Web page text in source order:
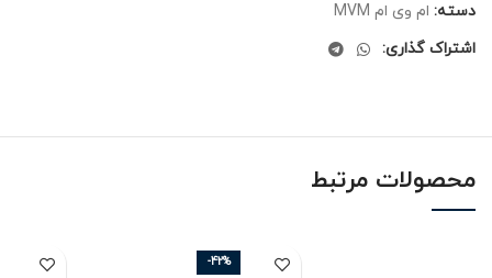
دسته: ام وی ام MVM
اشتراک گذاری:
محصولات مرتبط
-42%